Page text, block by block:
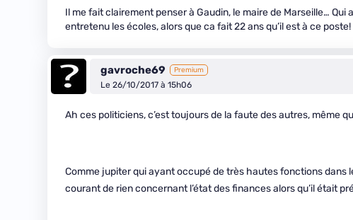
Il me fait clairement penser à Gaudin, le maire de Marseille…
entretenu les écoles, alors que ca fait 22 ans qu’il est à ce poste!
gavroche69 Premium
Le 26/10/2017 à 15h06
Ah ces politiciens, c’est toujours de la faute des autres, même
Comme jupiter qui ayant occupé de très hautes fonctions dans
courant de rien concernant l’état des finances alors qu’il était